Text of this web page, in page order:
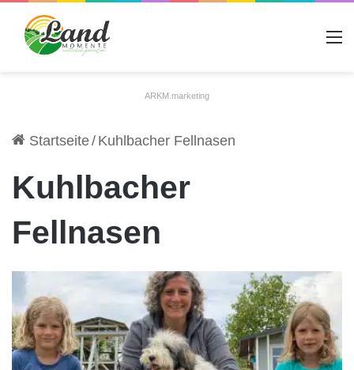
ARKM.marketing
Startseite/ Kuhlbacher Fellnasen
Kuhlbacher
Fellnasen